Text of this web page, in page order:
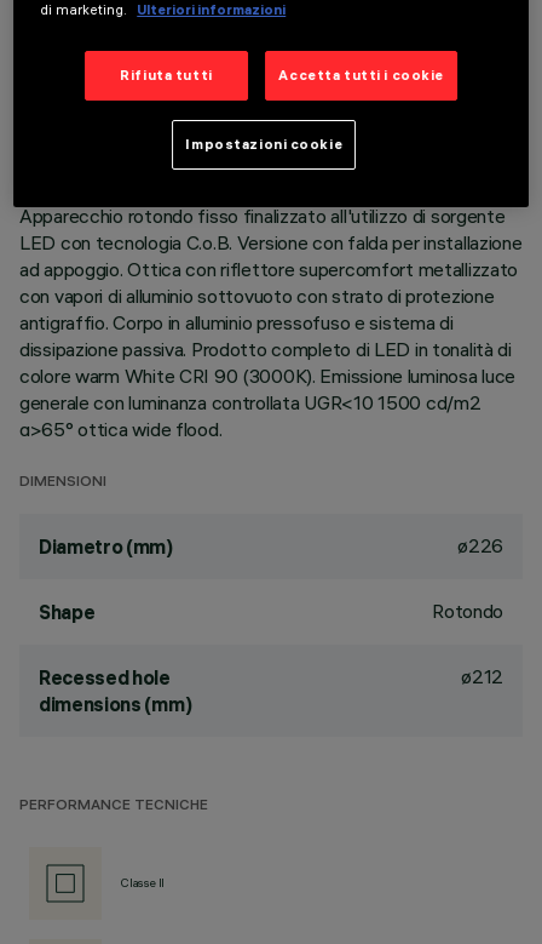
DATI TECNICI
Apparecchio rotondo fisso finalizzato all'utilizzo di sorgente
LED con tecnologia C.o.B. Versione con falda per installazione
ad appoggio. Ottica con riflettore supercomfort metallizzato
con vapori di alluminio sottovuoto con strato di protezione
antigraffio. Corpo in alluminio pressofuso e sistema di
dissipazione passiva. Prodotto completo di LED in tonalità di
colore warm White CRI 90 (3000K). Emissione luminosa luce
generale con luminanza controllata UGR<10 1500 cd/m2
α>65° ottica wide flood.
DIMENSIONI
Diametro (mm) ø226
Shape Rotondo
Recessed hole
dimensions (mm)
ø212
PERFORMANCE TECNICHE
Classe II
di marketing.
Ulteriori informazioni
Rifiuta tutti Accetta tutti i cookie
Impostazioni cookie